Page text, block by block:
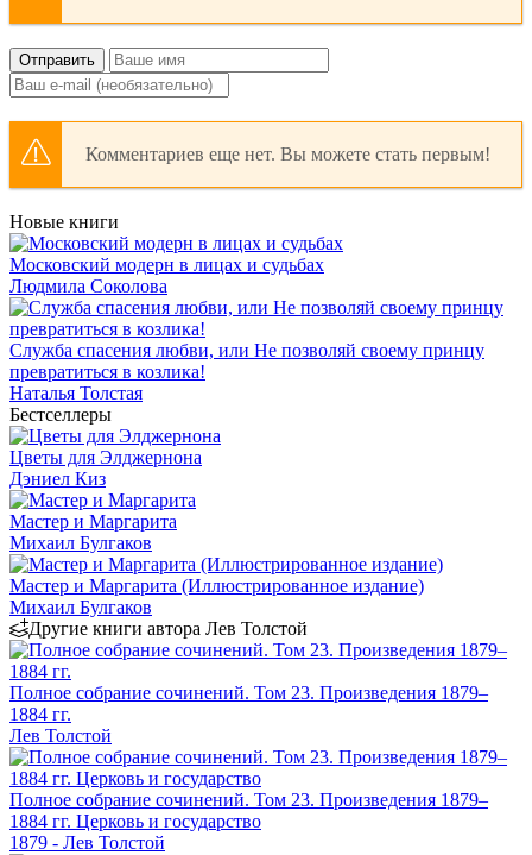
Отправить
Комментариев еще нет. Вы можете стать первым!
Новые книги
Московский модерн в лицах и судьбах
Людмила Соколова
Служба спасения любви, или Не позволяй своему принцу
превратиться в козлика!
Наталья Толстая
Бестселлеры
Цветы для Элджернона
Дэниел Киз
Мастер и Маргарита
Михаил Булгаков
Мастер и Маргарита (Иллюстрированное издание)
Михаил Булгаков
Другие книги автора Лев Толстой
Полное собрание сочинений. Том 23. Произведения 1879–
1884 гг.
Лев Толстой
Полное собрание сочинений. Том 23. Произведения 1879–
1884 гг. Церковь и государство
1879 - Лев Толстой